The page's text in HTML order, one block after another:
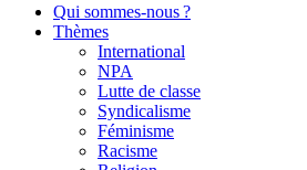
Qui sommes-nous ?
Thèmes
International
NPA
Lutte de classe
Syndicalisme
Féminisme
Racisme